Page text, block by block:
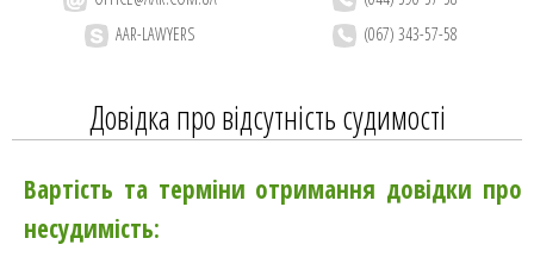
AAR-LAWYERS
(067) 343-57-58
Довідка про відсутність судимості
Вартість та терміни отримання довідки про
несудимість: